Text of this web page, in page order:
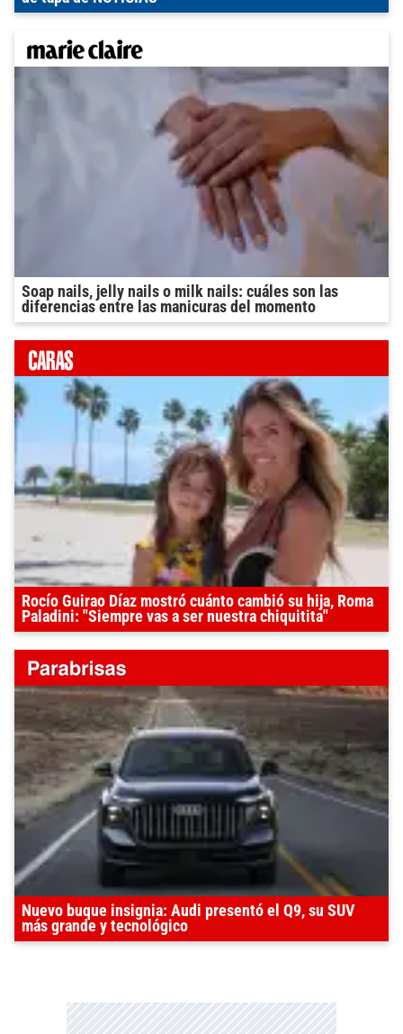
Soap nails, jelly nails o milk nails: cuáles son las
diferencias entre las manicuras del momento
Rocío Guirao Díaz mostró cuánto cambió su hija, Roma
Paladini: "Siempre vas a ser nuestra chiquitita"
Nuevo buque insignia: Audi presentó el Q9, su SUV
más grande y tecnológico